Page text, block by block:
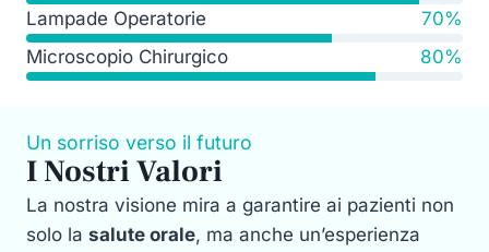
Lampade Operatorie
70%
Microscopio Chirurgico
80%
Un sorriso verso il futuro
I Nostri Valori
La nostra visione mira a garantire ai pazienti non
solo la salute orale, ma anche un’esperienza